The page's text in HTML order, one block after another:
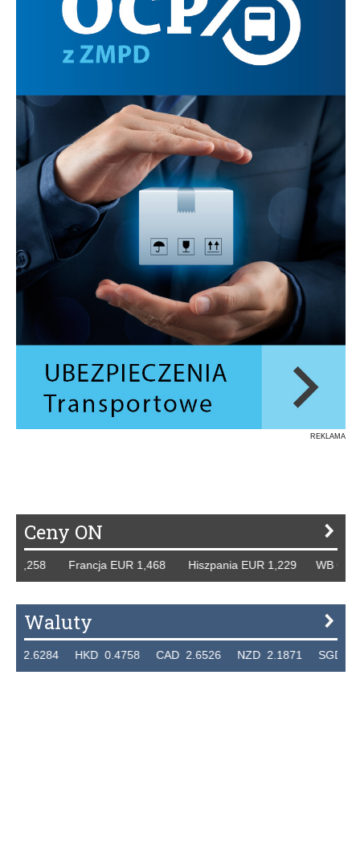
REKLAMA
Ceny ON
Francja EUR 1,468 Hiszpania EUR 1,229 WB GBP
Waluty
HKD 0.4758 CAD 2.6526 NZD 2.1871 SGD